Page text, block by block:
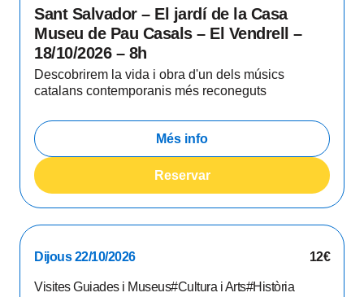
Sant Salvador – El jardí de la Casa
Museu de Pau Casals – El Vendrell –
18/10/2026 – 8h
Descobrirem la vida i obra d'un dels músics
catalans contemporanis més reconeguts
Més info
Reservar
Dijous 22/10/2026 12€
Visites Guiades i Museus#Cultura i Arts#Història